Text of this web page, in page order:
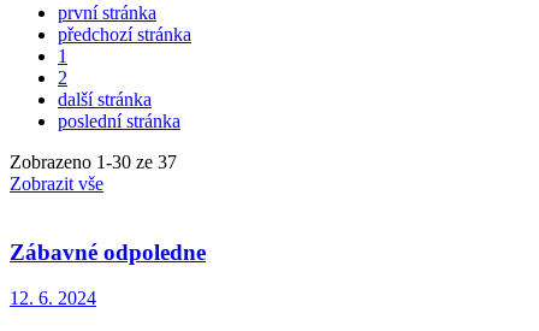
první stránka
předchozí stránka
1
2
další stránka
poslední stránka
Zobrazeno 1-30 ze 37
Zobrazit vše
Zábavné odpoledne
12. 6. 2024